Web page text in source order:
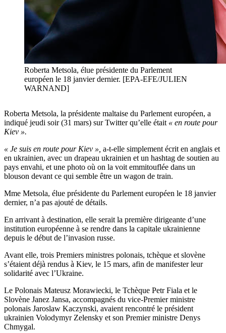
Roberta Metsola, élue présidente du Parlement
européen le 18 janvier dernier. [EPA-EFE/JULIEN
WARNAND]
Roberta Metsola, la présidente maltaise du Parlement européen, a
indiqué jeudi soir (31 mars) sur Twitter qu’elle était « en route pour
Kiev ».
« Je suis en route pour Kiev », a-t-elle simplement écrit en anglais et
en ukrainien, avec un drapeau ukrainien et un hashtag de soutien au
pays envahi, et une photo où on la voit emmitouflée dans un
blouson devant ce qui semble être un wagon de train.
Mme Metsola, élue présidente du Parlement européen le 18 janvier
dernier, n’a pas ajouté de détails.
En arrivant à destination, elle serait la première dirigeante d’une
institution européenne à se rendre dans la capitale ukrainienne
depuis le début de l’invasion russe.
Avant elle, trois Premiers ministres polonais, tchèque et slovène
s’étaient déjà rendus à Kiev, le 15 mars, afin de manifester leur
solidarité avec l’Ukraine.
Le Polonais Mateusz Morawiecki, le Tchèque Petr Fiala et le
Slovène Janez Jansa, accompagnés du vice-Premier ministre
polonais Jaroslaw Kaczynski, avaient rencontré le président
ukrainien Volodymyr Zelensky et son Premier ministre Denys
Chmygal.